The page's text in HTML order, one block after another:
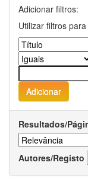
Adicionar filtros:
Utilizar filtros
Resultados/
Autores/Registo